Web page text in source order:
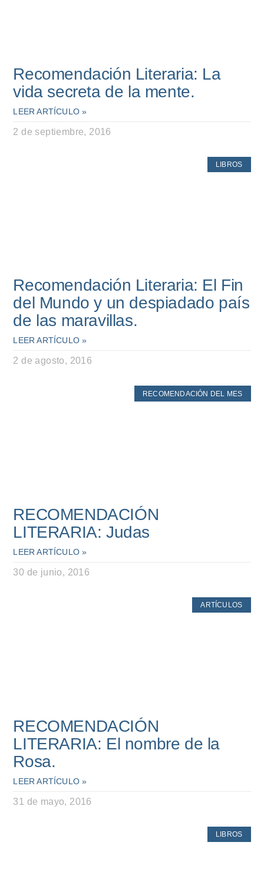
Recomendación Literaria: La
vida secreta de la mente.
LEER ARTÍCULO »
2 de septiembre, 2016
LIBROS
Recomendación Literaria: El Fin
del Mundo y un despiadado país
de las maravillas.
LEER ARTÍCULO »
2 de agosto, 2016
RECOMENDACIÓN DEL MES
RECOMENDACIÓN
LITERARIA: Judas
LEER ARTÍCULO »
30 de junio, 2016
ARTÍCULOS
RECOMENDACIÓN
LITERARIA: El nombre de la
Rosa.
LEER ARTÍCULO »
31 de mayo, 2016
LIBROS